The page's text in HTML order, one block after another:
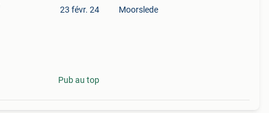
23 févr. 24
Pub au top
Moorslede